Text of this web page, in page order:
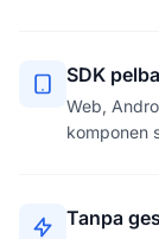
SDK
Web,
komponen
Tanpa